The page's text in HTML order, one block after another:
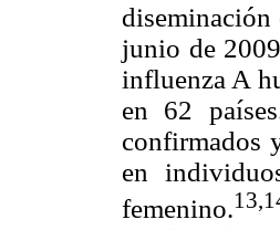
diseminación
junio de
influenza A
en 62
confirmados
en
femenino.